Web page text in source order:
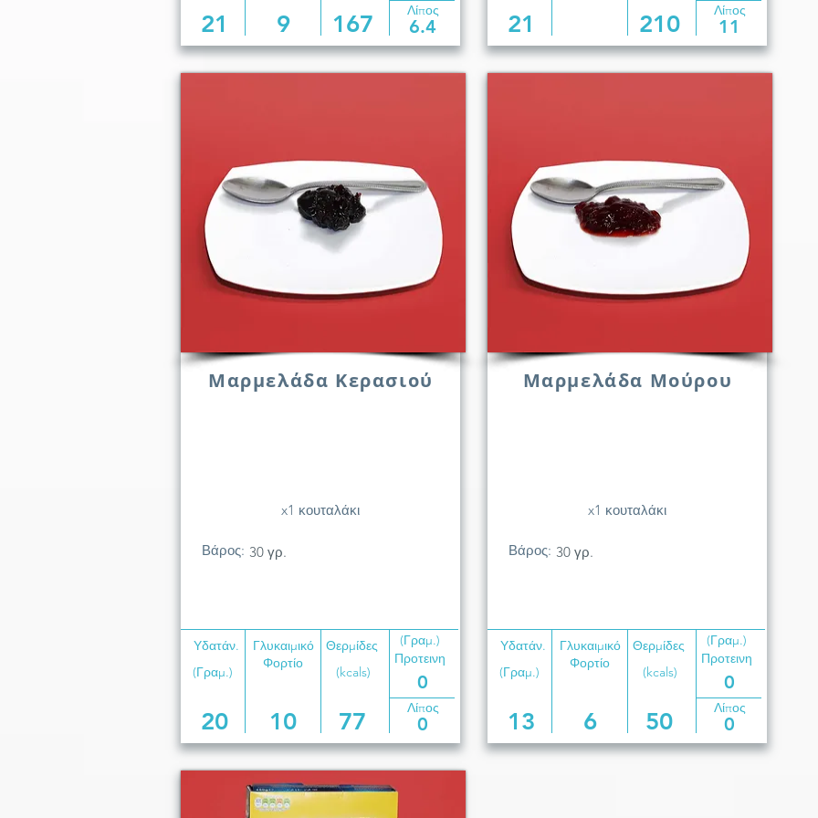
21 9 167 Λίπος
6.4
Μαρμελάδα Κερασιού
x1 κουταλάκι
Βάρος: 30 γρ.
Υδατάν.
Γλυκαιμικό
Φορτίο
(Γραμ.)
Θερμίδες
(kcals)
Προτεινη
0
(Γραμ.)
20 10 77 Λίπος
0
21 210 Λίπος
11
Μαρμελάδα Μούρου
x1 κουταλάκι
Βάρος: 30 γρ.
Υδατάν.
Γλυκαιμικό
Φορτίο
(Γραμ.)
Θερμίδες
(kcals)
Προτεινη
0
(Γραμ.)
13 6 50 Λίπος
0